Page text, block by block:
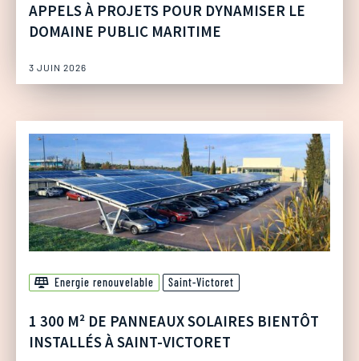
APPELS À PROJETS POUR DYNAMISER LE
DOMAINE PUBLIC MARITIME
3 JUIN 2026
Energie renouvelable Saint-Victoret
1 300 M² DE PANNEAUX SOLAIRES BIENTÔT
INSTALLÉS À SAINT-VICTORET